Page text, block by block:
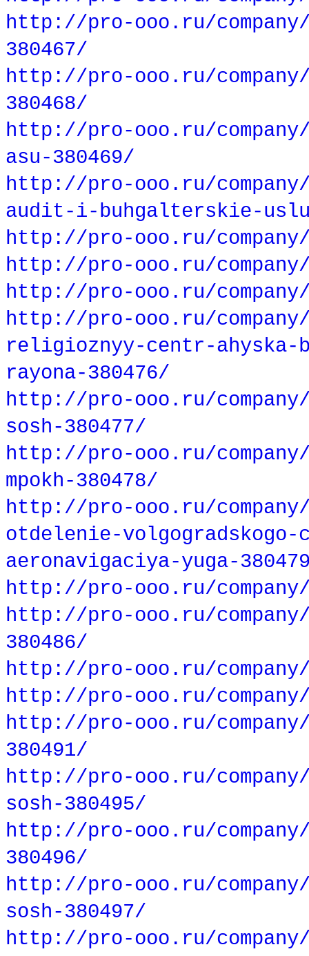
http://pro-ooo.ru/
380467/
http://pro-ooo.ru/
380468/
http://pro-ooo.ru/
asu-380469/
http://pro-ooo.ru/
audit-i-buhgalterskie-
http://pro-ooo.ru/company/
http://pro-ooo.ru/
http://pro-ooo.ru/
http://pro-ooo.ru/
religioznyy-centr-ahyska-
rayona-380476/
http://pro-ooo.ru/company/
sosh-380477/
http://pro-ooo.ru/company/
mpokh-380478/
http://pro-ooo.ru/
otdelenie-
aeronavigaciya-yuga-
http://pro-ooo.ru/company/
http://pro-ooo.ru/
380486/
http://pro-ooo.ru/company/
http://pro-ooo.ru/
http://pro-ooo.ru/
380491/
http://pro-ooo.ru/company/
sosh-380495/
http://pro-ooo.ru/
380496/
http://pro-ooo.ru/company/
sosh-380497/
http://pro-ooo.ru/